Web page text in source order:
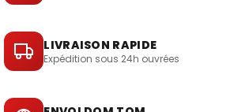
LIVRAISON RAPIDE
Expédition sous 24h ouvrées